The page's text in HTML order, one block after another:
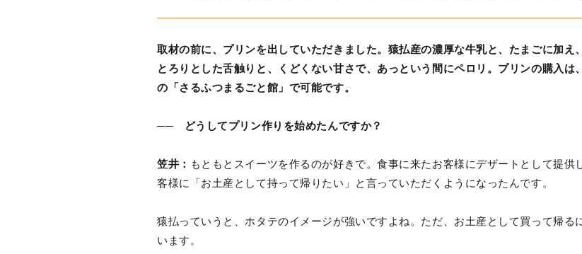
取材の前に、プリンを出していただきました。猿払産の濃厚な牛乳と、たまごに加え
とろりとした舌触りと、くどくない甘さで、あっという間にペロリ。プリンの購入
の「さるふつまるごと館」で可能です。
── どうしてプリン作りを始めたんですか？
笠井： もともとスイーツを作るのが好きで。食事に来たお客様にデザートとして提供
客様に「お土産として持って帰りたい」と言っていただくようになったんです。
猿払っていうと、ホタテのイメージが強いですよね。ただ、お土産として買って帰る
います。